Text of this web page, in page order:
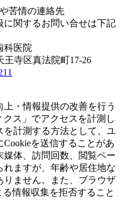
苦情の連絡先
に関するお問い合せは下記
科医院
王寺区真法院町17-26
・情報提供の改善を行う
クス」でアクセスを計測し
計測する方法として、ユ
を送信することがあ
媒体、訪問回数、閲覧ペー
れますが、年齢や居住地な
りません。また、ブラウザ
情報収集を拒否すること